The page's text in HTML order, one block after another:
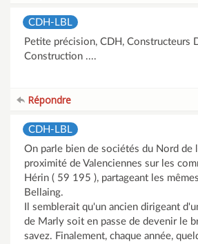
CDH-LBL
Petite précision, CDH, Constructeurs
Construction ....
Répondre
CDH-LBL
On parle bien de sociétés du Nord de
proximité de Valenciennes sur les
Hérin ( 59 195 ), partageant les
Bellaing.
Il semblerait qu'un ancien dirigeant
de Marly soit en passe de devenir le
savez. Finalement, chaque année,